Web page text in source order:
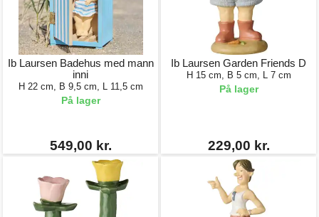
Ib Laursen Badehus med mann
inni
H 22 cm, B 9,5 cm, L 11,5 cm
På lager
549,00 kr.
Ib Laursen Garden Friends D
H 15 cm, B 5 cm, L 7 cm
På lager
229,00 kr.